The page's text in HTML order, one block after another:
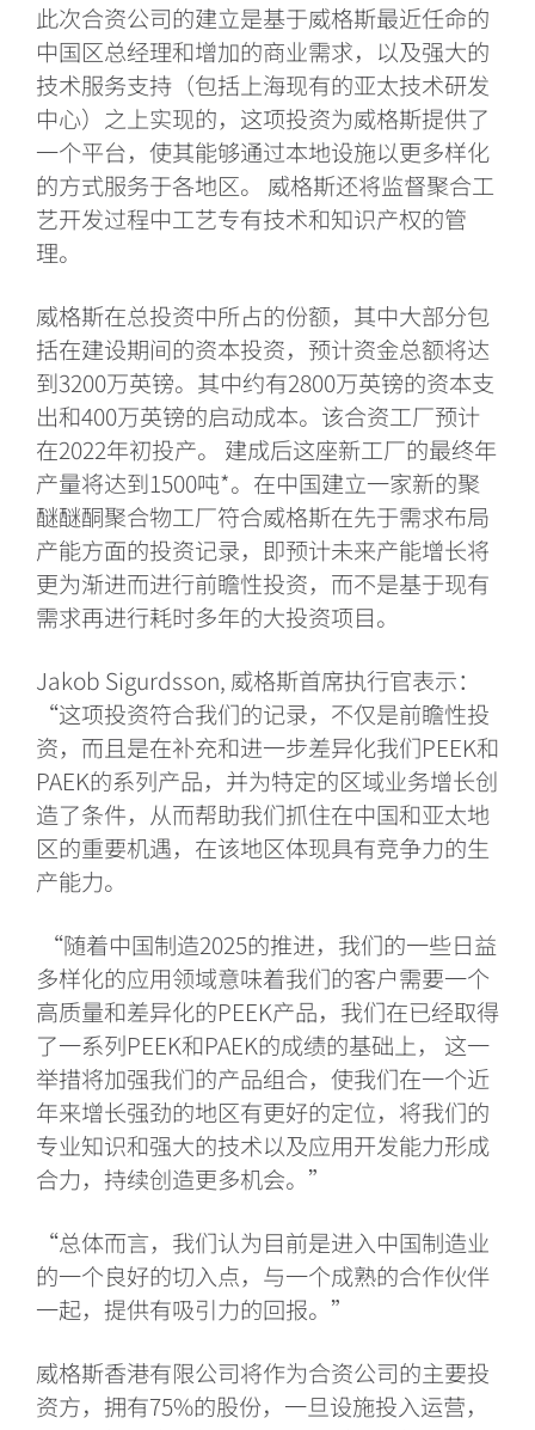
此次合资公司的建立是基于威格斯最近任命的
中国区总经理和增加的商业需求，以及强大的
技术服务支持（包括上海现有的亚太技术研发
中心）之上实现的，这项投资为威格斯提供了
一个平台，使其能够通过本地设施以更多样化
的方式服务于各地区。 威格斯还将监督聚合工
艺开发过程中工艺专有技术和知识产权的管
理。
威格斯在总投资中所占的份额，其中大部分包
括在建设期间的资本投资，预计资金总额将达
到3200万英镑。其中约有2800万英镑的资本支
出和400万英镑的启动成本。该合资工厂预计
在2022年初投产。 建成后这座新工厂的最终年
产量将达到1500吨*。在中国建立一家新的聚
醚醚酮聚合物工厂符合威格斯在先于需求布局
产能方面的投资记录，即预计未来产能增长将
更为渐进而进行前瞻性投资，而不是基于现有
需求再进行耗时多年的大投资项目。
Jakob Sigurdsson, 威格斯首席执行官表示：
“这项投资符合我们的记录，不仅是前瞻性投
资，而且是在补充和进一步差异化我们PEEK和
PAEK的系列产品，并为特定的区域业务增长创
造了条件，从而帮助我们抓住在中国和亚太地
区的重要机遇，在该地区体现具有竞争力的生
产能力。
“随着中国制造2025的推进，我们的一些日益
多样化的应用领域意味着我们的客户需要一个
高质量和差异化的PEEK产品，我们在已经取得
了一系列PEEK和PAEK的成绩的基础上， 这一
举措将加强我们的产品组合，使我们在一个近
年来增长强劲的地区有更好的定位，将我们的
专业知识和强大的技术以及应用开发能力形成
合力，持续创造更多机会。”
“总体而言，我们认为目前是进入中国制造业
的一个良好的切入点，与一个成熟的合作伙伴
一起，提供有吸引力的回报。”
威格斯香港有限公司将作为合资公司的主要投
资方，拥有75%的股份，一旦设施投入运营，